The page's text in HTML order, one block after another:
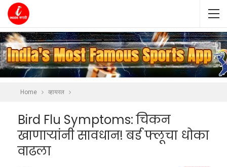
Home व्हायरल
Bird Flu Symptoms: चिकन
खाणाऱ्यांनी सावधान! बर्ड फ्लूचा धोका
वाढला